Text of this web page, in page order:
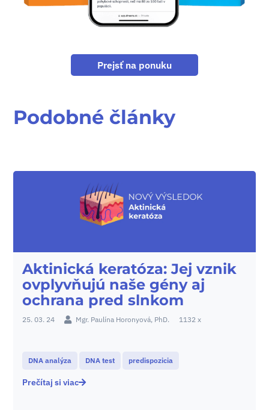
Prejsť na ponuku
Podobné články
Aktinická keratóza: Jej vznik
ovplyvňujú naše gény aj
ochrana pred slnkom
25. 03. 24 Mgr. Paulína Horonyová, PhD. 1132 x
DNA analýza DNA test predispozicia
Prečítaj si viac